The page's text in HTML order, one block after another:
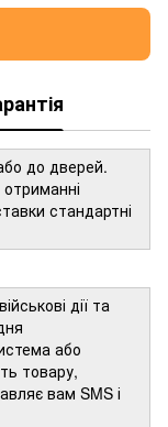
до дверей.
стандартні
дії та
або
товару,
вам SMS і